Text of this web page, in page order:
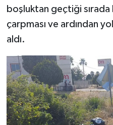
boşluktan geçtiği sırada
çarpması ve ardından
aldı.